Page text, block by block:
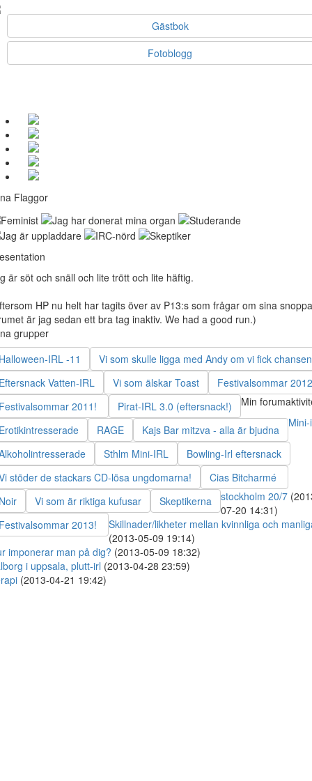
Gästbok
Fotoblogg
Flaggor
är söt och snäll och lite trött och lite häftig.
HP nu helt har tagits över av P13:s som frågar om sina
är jag sedan ett bra tag inaktiv. We had a good run.)
grupper
IRL -11
Vi som skulle ligga med Andy om vi fick chansen
Vatten-IRL
Vi som älskar Toast
Festivalsommar 2012
2011!
Pirat-IRL 3.0 (eftersnack!)
RAGE
Kajs Bar mitzva - alla är bjudna
Sthlm Mini-IRL
Bowling-Irl eftersnack
stöder de stackars CD-lösa ungdomarna!
Cias Bitcharmé
Vi som är riktiga kufusar
Skeptikerna
2013!
Min
stockholm 20/7
07-20 14:31)
Skillnader/likheter mellan kvinnliga och
(2013-05-09 19:14)
imponerar man på dig? (2013-05-09 18:32)
i uppsala, plutt-irl (2013-04-28 23:59)
(2013-04-21 19:42)